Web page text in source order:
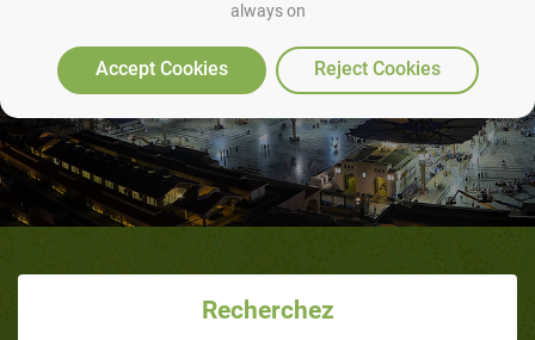
always on
Accept Cookies Reject Cookies
L’altruisme
Recherchez